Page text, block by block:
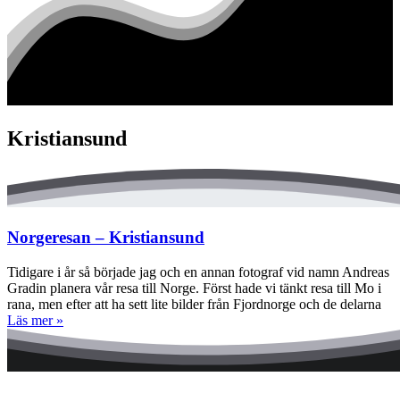
Kristiansund
Norgeresan – Kristiansund
Tidigare i år så började jag och en annan fotograf vid namn Andreas
Gradin planera vår resa till Norge. Först hade vi tänkt resa till Mo i
rana, men efter att ha sett lite bilder från Fjordnorge och de delarna
Läs mer »